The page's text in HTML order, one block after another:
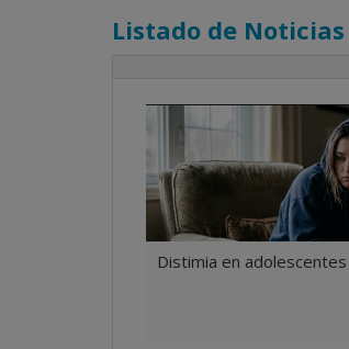
Listado de Noticias
Distimia en adolescentes